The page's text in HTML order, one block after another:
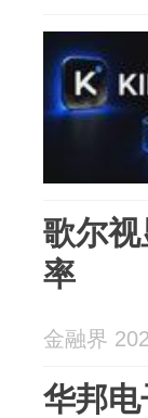
歌尔
率
金融界
华邦